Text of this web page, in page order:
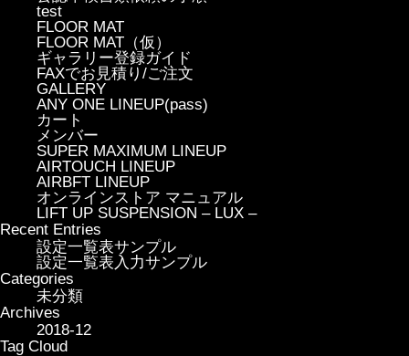
test
FLOOR MAT
FLOOR MAT（仮）
ギャラリー登録ガイド
FAXでお見積り/ご注文
GALLERY
ANY ONE LINEUP(pass)
カート
メンバー
SUPER MAXIMUM LINEUP
AIRTOUCH LINEUP
AIRBFT LINEUP
オンラインストア マニュアル
LIFT UP SUSPENSION – LUX –
Recent Entries
設定一覧表サンプル
設定一覧表入力サンプル
Categories
未分類
Archives
2018-12
Tag Cloud